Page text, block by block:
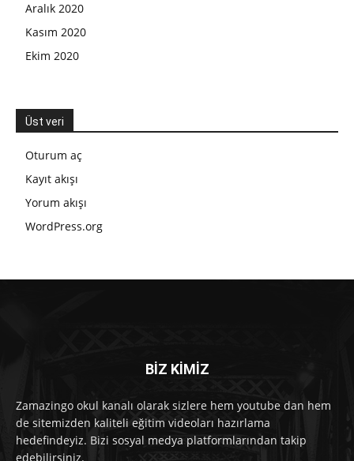
Aralık 2020
Kasım 2020
Ekim 2020
Üst veri
Oturum aç
Kayıt akışı
Yorum akışı
WordPress.org
BİZ KİMİZ
Zamazingo okul kanalı olarak sizlere hem youtube dan hem
de sitemizden kaliteli eğitim videoları hazırlama
hedefindeyiz. Bizi sosyal medya platformlarından takip
edebilirsiniz.